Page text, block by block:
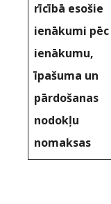
rīcībā esošie
ienākumi pēc
ienākumu,
īpašuma un
pārdošanas
nodokļu
nomaksas